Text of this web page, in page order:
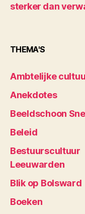
sterker dan
THEMA'S
Ambtelijke
Anekdotes
Beeldschoon
Beleid
Bestuurscultuur
Leeuwarden
Blik op Bolsward
Boeken